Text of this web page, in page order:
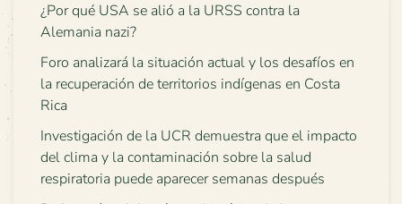
¿Por qué USA se alió a la URSS contra la
Alemania nazi?
Foro analizará la situación actual y los desafíos en
la recuperación de territorios indígenas en Costa
Rica
Investigación de la UCR demuestra que el impacto
del clima y la contaminación sobre la salud
respiratoria puede aparecer semanas después